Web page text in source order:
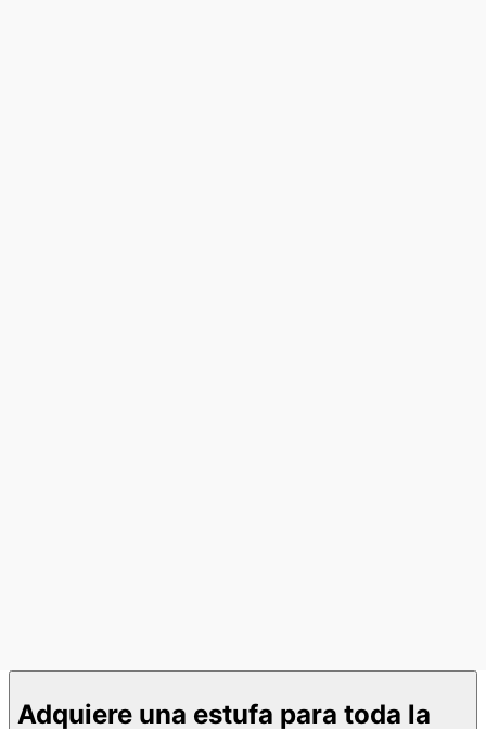
Adquiere una estufa para toda la